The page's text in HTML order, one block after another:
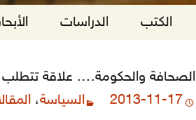
الكتب الدراسات
الصحافة والحكومة…. علاقة تتطلب
2013-11-17
السياسة،